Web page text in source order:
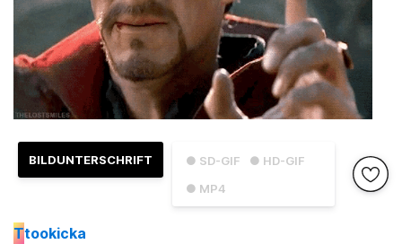
● SD-GIF
● HD-GIF
● MP4
BILDUNTERSCHRIFT
Ttookicka